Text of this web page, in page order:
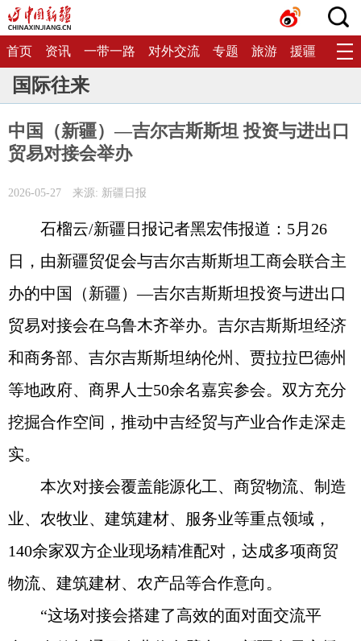
首页 资讯 一带一路 对外交流 专题 旅游 援疆 生态
国际往来
中国（新疆）—吉尔吉斯斯坦 投资与进出口
贸易对接会举办
2026-05-27 来源: 新疆日报
石榴云/新疆日报记者黑宏伟报道：5月26
日，由新疆贸促会与吉尔吉斯斯坦工商会联合主
办的中国（新疆）—吉尔吉斯斯坦投资与进出口
贸易对接会在乌鲁木齐举办。吉尔吉斯斯坦经济
和商务部、吉尔吉斯斯坦纳伦州、贾拉拉巴德州
等地政府、商界人士50余名嘉宾参会。双方充分
挖掘合作空间，推动中吉经贸与产业合作走深走
实。
本次对接会覆盖能源化工、商贸物流、制造
业、农牧业、建筑建材、服务业等重点领域，
140余家双方企业现场精准配对，达成多项商贸
物流、建筑建材、农产品等合作意向。
“这场对接会搭建了高效的面对面交流平